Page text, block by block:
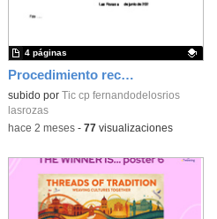
Procedimiento reclamación calificaciones finales_CEIP FDLR_Las Rozas
Contenido educativo.
subido por Tic cp fernandodelosrios
lasrozas
4 páginas
-hace 2 meses- 77visualizaciones